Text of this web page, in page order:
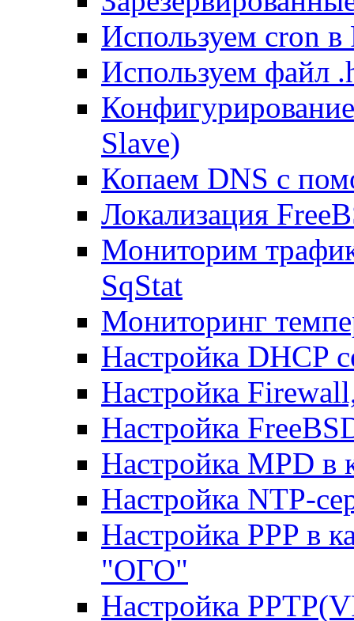
Используем cron в
Используем файл
Slave)
Копаем DNS с
Локализация
Мониторим
SqStat
Мониторинг
Настройка DHCP
Настройка
Настройка
Настройка MPD в
Настройка NTP-
Настройка PPP в
"ОГО"
Настройка